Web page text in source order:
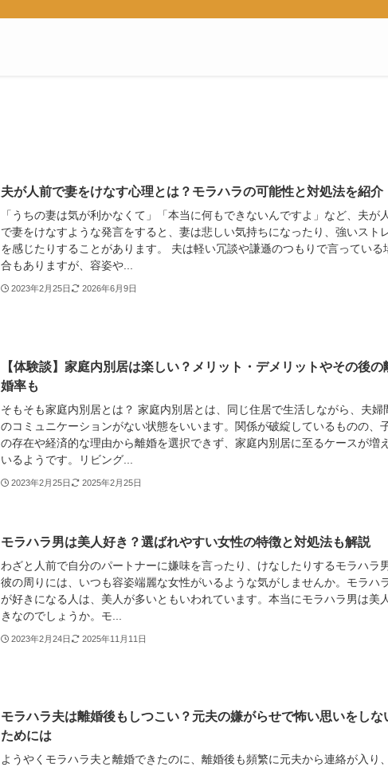
夫が人前で妻をけなす心理とは？モラハラの可能性と対処法を紹介
「うちの妻は気が利かなくて」「本当に何もできないんですよ」など、夫が
で妻をけなすような発言をすると、妻は悲しい気持ちになったり、強いスト
を感じたりすることがあります。 夫は軽い冗談や謙遜のつもりで言っている
合もありますが、容姿や...
2023年2月25日 2026年6月9日
【体験談】家庭内別居は楽しい？メリット・デメリットやその後の
婚率も
そもそも家庭内別居とは？ 家庭内別居とは、同じ住居で生活しながら、夫婦
のコミュニケーションがない状態をいいます。関係が破綻しているものの、
の存在や経済的な理由から離婚を選択できず、家庭内別居に至るケースが増
いるようです。リビング...
2023年2月25日 2025年2月25日
モラハラ男は美人好き？選ばれやすい女性の特徴と対処法も解説
わざと人前で自分のパートナーに嫌味を言ったり、けなしたりするモラハラ男
彼の周りには、いつも容姿端麗な女性がいるような気がしませんか。モラハ
が好きになる人は、美人が多いともいわれています。本当にモラハラ男は美
きなのでしょうか。モ...
2023年2月24日 2025年11月11日
モラハラ夫は離婚後もしつこい？元夫の嫌がらせで怖い思いをしな
ためには
ようやくモラハラ夫と離婚できたのに、離婚後も頻繁に元夫から連絡が入り